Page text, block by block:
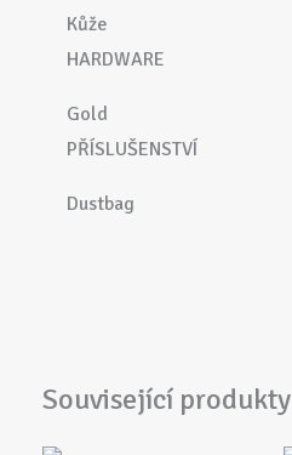
Kůže
HARDWARE
Gold
PŘÍSLUŠENSTVÍ
Dustbag
Související produkty